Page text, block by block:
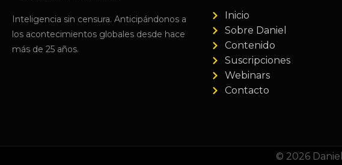
Inteligencia sin censura. Anticipándonos a
los acontecimientos globales desde hace
más de 25 años.
Inicio
Sobre Daniel
Contenido
Suscripciones
Webinars
Contacto
© 2026